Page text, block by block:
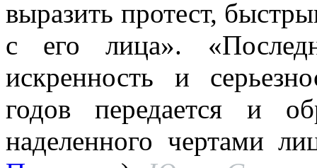
выразить протест,
с его лица».
искренность и
годов передается и
наделенного чертами